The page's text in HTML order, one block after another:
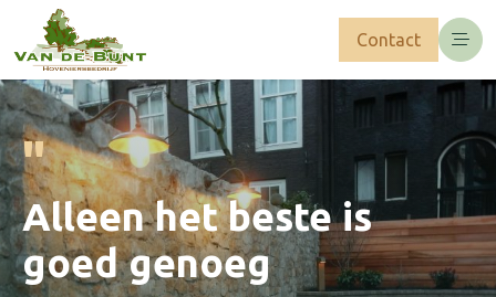
Contact
"
Alleen het beste is
goed genoeg